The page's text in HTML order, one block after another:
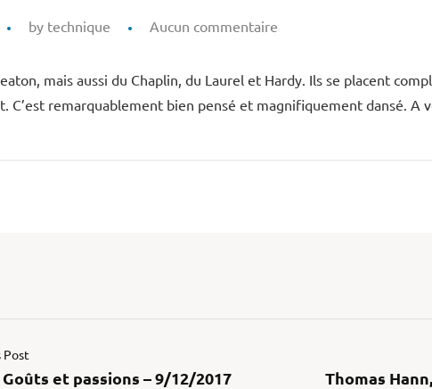
by technique Aucun commentaire
mais aussi du Chaplin, du Laurel et Hardy. Ils se placent
C’est remarquablement bien pensé et magnifiquement dansé. A
Post
Goûts et passions – 9/12/2017
Thomas